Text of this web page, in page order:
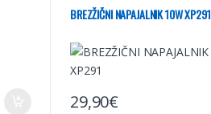
BREZŽIČNI NAPAJALNIK 10W XP291
29,90€